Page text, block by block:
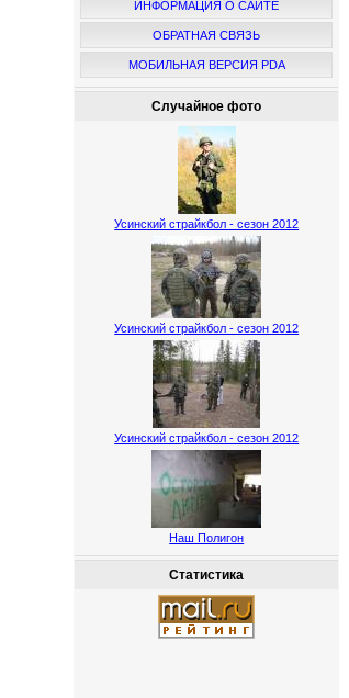
ИНФОРМАЦИЯ О САЙТЕ
ОБРАТНАЯ СВЯЗЬ
МОБИЛЬНАЯ ВЕРСИЯ PDA
Случайное фото
Усинский страйкбол - сезон 2012
Усинский страйкбол - сезон 2012
Усинский страйкбол - сезон 2012
Наш Полигон
Статистика